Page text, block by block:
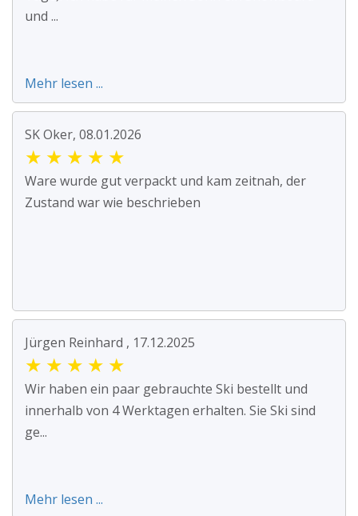
und ...
Mehr lesen ...
SK Oker, 08.01.2026
★ ★ ★ ★ ★
Ware wurde gut verpackt und kam zeitnah, der
Zustand war wie beschrieben
Jürgen Reinhard , 17.12.2025
★ ★ ★ ★ ★
Wir haben ein paar gebrauchte Ski bestellt und
innerhalb von 4 Werktagen erhalten. Sie Ski sind
ge...
Mehr lesen ...